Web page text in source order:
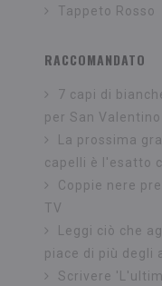
Tappeto Rosso
RACCOMANDATO
7 capi di
per San Valentino
La prossima
capelli è l'esatto
Coppie nere
TV
Leggi ciò che
piace di più degli
Scrivere